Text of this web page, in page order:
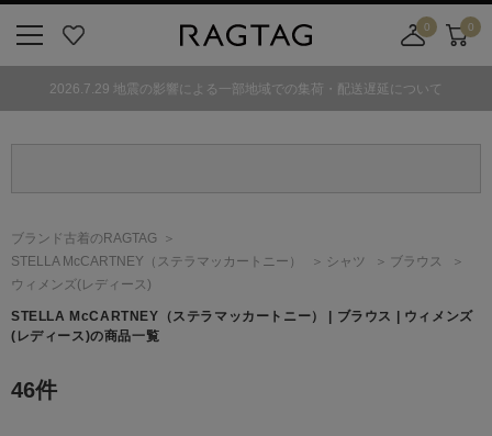
気
0
舗
カ
0
2026.7.29 地震の影響による一部地域での集荷・配送遅延について
ブランド古着のRAGTAG
STELLA McCARTNEY （ステラマッカートニー） シャツ
ブラウス
ウィメンズ(レディース)
STELLA McCARTNEY （ステラマッカートニー）
| ブラウス | ウィメンズ
(レディース)の商品一覧
46件